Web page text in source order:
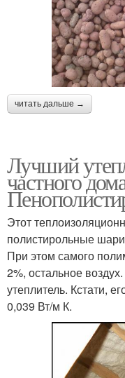
читать дальше →
Лучший
частного
Этот
полистирольные
При этом самого
2%, остальное
утеплитель. Кстати,
0,039 Вт/м К.